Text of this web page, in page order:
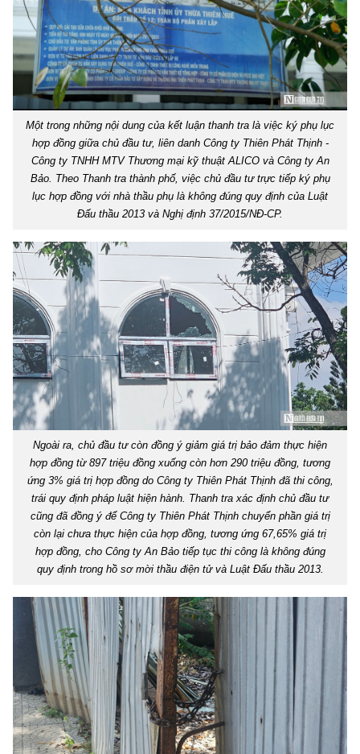
Một trong những nội dung của kết luận thanh tra là việc ký phụ lục
hợp đồng giữa chủ đầu tư, liên danh Công ty Thiên Phát Thịnh -
Công ty TNHH MTV Thương mại kỹ thuật ALICO và Công ty An
Bảo. Theo Thanh tra thành phố, việc chủ đầu tư trực tiếp ký phụ
lục hợp đồng với nhà thầu phụ là không đúng quy định của Luật
Đấu thầu 2013 và Nghị định 37/2015/NĐ-CP.
Ngoài ra, chủ đầu tư còn đồng ý giảm giá trị bảo đảm thực hiện
hợp đồng từ 897 triệu đồng xuống còn hơn 290 triệu đồng, tương
ứng 3% giá trị hợp đồng do Công ty Thiên Phát Thịnh đã thi công,
trái quy định pháp luật hiện hành. Thanh tra xác định chủ đầu tư
cũng đã đồng ý để Công ty Thiên Phát Thịnh chuyển phần giá trị
còn lại chưa thực hiện của hợp đồng, tương ứng 67,65% giá trị
hợp đồng, cho Công ty An Bảo tiếp tục thi công là không đúng
quy định trong hồ sơ mời thầu điện tử và Luật Đấu thầu 2013.